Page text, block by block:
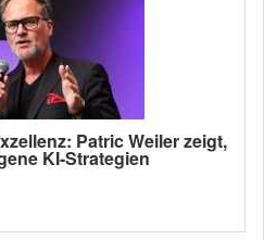
Patric Weiler zeigt,
KI-Strategien